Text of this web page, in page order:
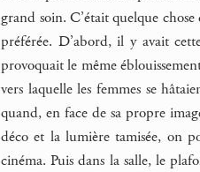
grand soin. C’était quelque
préférée. D’abord, il y avait
provoquait le même
vers laquelle les femmes se
quand, en face de sa propre
déco et la lumière tamisée, on
cinéma. Puis dans la salle, le